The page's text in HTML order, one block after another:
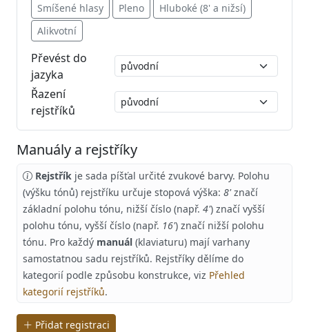
Smíšené hlasy
Pleno
Hluboké (8' a nižsí)
Alikvotní
Převést do
jazyka
Řazení
rejstříků
Manuály a rejstříky
Rejstřík je sada píšťal určité zvukové barvy. Polohu
(výšku tónů) rejstříku určuje stopová výška: 8'značí
základní polohu tónu, nižší číslo (např. 4') značí vyšší
polohu tónu, vyšší číslo (např. 16') značí nižší polohu
tónu. Pro každý manuál (klaviaturu) mají varhany
samostatnou sadu rejstříků. Rejstříky dělíme do
kategorií podle způsobu konstrukce, viz Přehled
kategorií rejstříků.
Přidat registraci